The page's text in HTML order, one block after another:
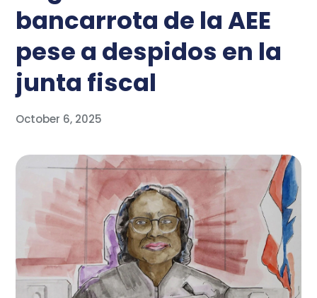
bancarrota de la AEE
pese a despidos en la
junta fiscal
October 6, 2025